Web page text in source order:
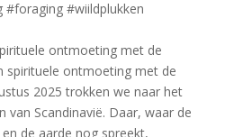
ontmoeting met de